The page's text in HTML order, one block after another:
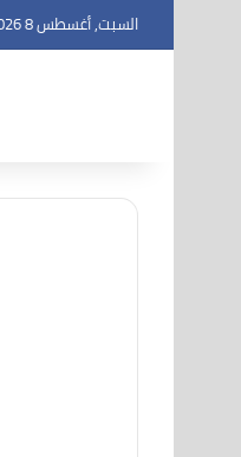
السبت, أغسطس 8 2026